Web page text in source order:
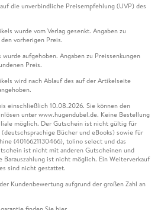
Drohnen . . . 232
. . . 243
zur Filmkamera . . . 243
247
die unverbindliche Preisempfehlung (UVP) des
wurde vom Verlag gesenkt. Angaben zu
vorherigen Preis.
aufgehoben. Angaben zu Preissenkungen
Preis.
wird nach Ablauf des auf der Artikelseite
einschließlich 10.08.2026. Sie können den
unter www.hugendubel.de. Keine Bestellung
möglich. Der Gutschein ist nicht gültig für
Bücher und eBooks) sowie für
(4016621130466), tolino select und das
ist nicht mit anderen Gutscheinen und
Barauszahlung ist nicht möglich. Ein Weiterverkauf
sind nicht gestattet.
Kundenbewertung aufgrund der großen Zahl an